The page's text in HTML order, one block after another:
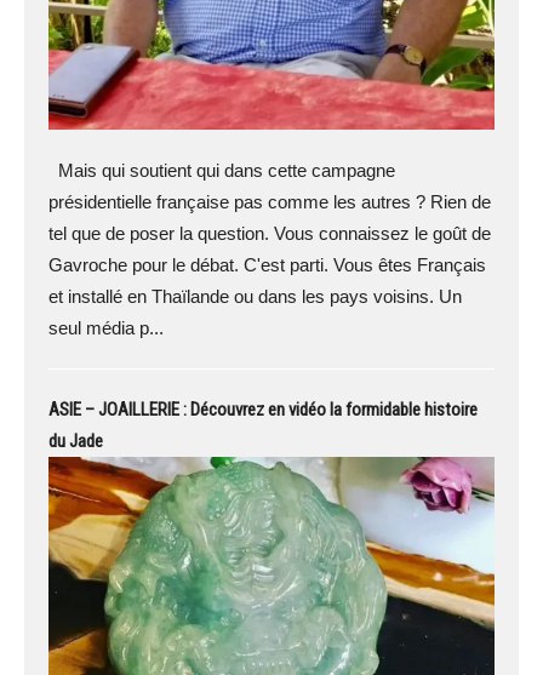
Mais qui soutient qui dans cette campagne
présidentielle française pas comme les autres ? Rien de
tel que de poser la question. Vous connaissez le goût de
Gavroche pour le débat. C'est parti. Vous êtes Français
et installé en Thaïlande ou dans les pays voisins. Un
seul média p...
ASIE – JOAILLERIE : Découvrez en vidéo la formidable histoire
du Jade